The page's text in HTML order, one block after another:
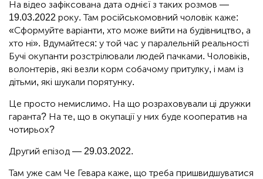
На відео зафіксована дата однієї з таких розмов —
19.03.2022 року. Там російськомовний чоловік каже:
«Сформуйте варіанти, хто може вийти на будівництво, а
хто ні». Вдумайтеся: у той час у паралельній реальності
Бучі окупанти розстрілювали людей пачками. Чоловіків,
волонтерів, які везли корм собачому притулку, і мам із
дітьми, які шукали порятунку.
Це просто немислимо. На що розраховували ці дружки
гаранта? На те, що в окупації у них буде кооператив на
чотирьох?
Другий епізод — 29.03.2022.
Там уже сам Че Гевара каже, що треба пришвидшуватися